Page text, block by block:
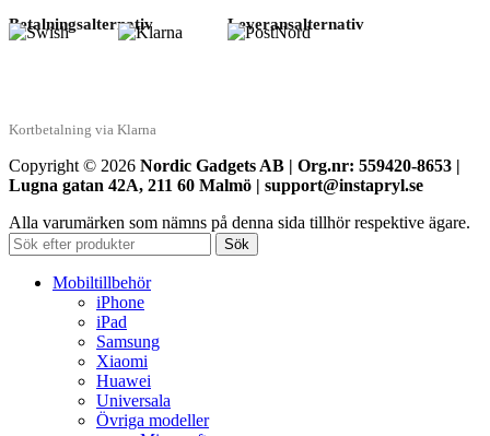
Betalningsalternativ
Kortbetalning via Klarna
Leveransalternativ
Copyright © 2026 Nordic Gadgets AB | Org.nr: 559420-8653 |
Lugna gatan 42A, 211 60 Malmö | support@instapryl.se
Alla varumärken som nämns på denna sida tillhör respektive ägare.
Sök
Mobiltillbehör
iPhone
iPad
Samsung
Xiaomi
Huawei
Universala
Övriga modeller